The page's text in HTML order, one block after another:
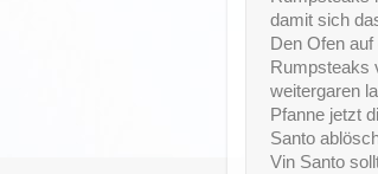
damit sich
Den Ofen
Rumpsteaks
weitergaren
Pfanne jetzt
Santo
Vin Santo